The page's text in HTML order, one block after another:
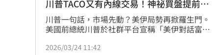
川普TACO又有內線交易！神祕買盤提前搶
跑
川普一句話，市場先動？美伊局勢再掀羅生門。
美國前總統川普於社群平台宣稱「美伊對話富有
升，但更讓市場炸鍋的，是這則貼文發布前短短
2026/03/24 11:42